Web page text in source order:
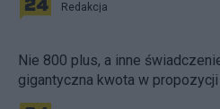
Redakcja
Nie 800 plus, a inne
gigantyczna kwota w propozycji